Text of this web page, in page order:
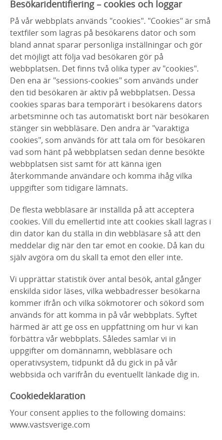
Besökaridentifiering – cookies och loggar
På vår webbplats används "cookies". "Cookies" är små
textfiler som lagras på besökarens dator och som
bland annat sparar personliga inställningar och gör
det möjligt att följa vad besökaren gör på
webbplatsen. Det finns två olika typer av "cookies".
Den ena är "sessions-cookies" som används under
den tid besökaren är aktiv på webbplatsen. Dessa
cookies sparas bara temporärt i besökarens dators
arbetsminne och tas automatiskt bort när besökaren
stänger sin webbläsare. Den andra är "varaktiga
cookies", som används för att tala om för besökaren
vad som hänt på webbplatsen sedan denne besökte
webbplatsen sist samt för att känna igen
återkommande användare och komma ihåg vilka
uppgifter som tidigare lämnats.
De flesta webbläsare är inställda på att acceptera
cookies. Vill du emellertid inte att cookies skall lagras i
din dator kan du ställa in din webbläsare så att den
meddelar dig när den tar emot en cookie. Då kan du
själv avgöra om du skall ta emot den eller inte.
Vi upprättar statistik över antal besök, antal gånger
enskilda sidor läses, vilka webbadresser besökarna
kommer ifrån och vilka sökmotorer och sökord som
används för att komma in på vår webbplats. Syftet
härmed är att ge oss en uppfattning om hur vi kan
förbättra vår webbplats. Således samlar vi in
uppgifter om domännamn, webbläsare och
operativsystem, tidpunkt då du gick in på vår
webbsida och varifrån du eventuellt länkade dig in.
Cookiedeklaration
Your consent applies to the following domains:
www.vastsverige.com